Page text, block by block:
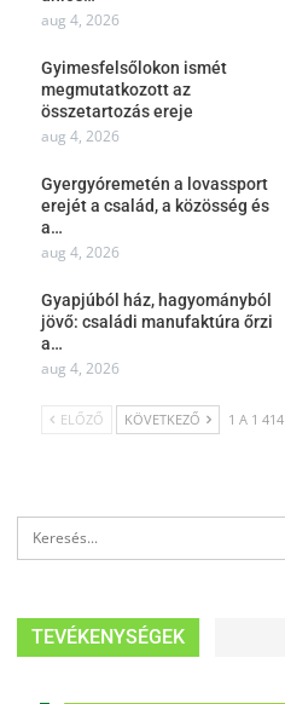
aug 4, 2026
Gyimesfelsőlokon ismét
megmutatkozott az
összetartozás ereje
aug 4, 2026
Gyergyóremetén a lovassport
erejét a család, a közösség és
a…
aug 4, 2026
Gyapjúból ház, hagyományból
jövő: családi manufaktúra őrzi
a…
aug 4, 2026
ELŐZŐ KÖVETKEZŐ 1 A 1 414
TEVÉKENYSÉGEK